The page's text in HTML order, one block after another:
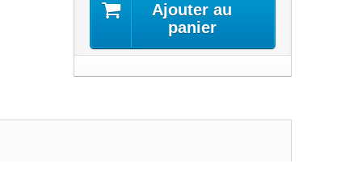
Ajouter au
panier